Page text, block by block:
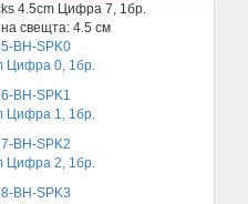
4.5cm Цифра 7, 1бр.
свещта: 4.5 см
BH-SPK0
Цифра 0, 1бр.
BH-SPK1
Цифра 1, 1бр.
BH-SPK2
Цифра 2, 1бр.
BH-SPK3